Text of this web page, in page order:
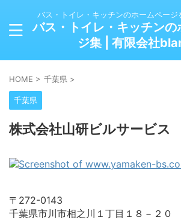
バス・トイレ・キッチンのホームページ
バス・トイレ・キッチンの
ジ集 | 有限会社
HOME > 千葉県 >
千葉県
株式会社山研ビルサービス
〒272-0143
千葉県市川市相之川１丁目１８－２０